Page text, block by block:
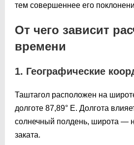
тем совершеннее его
От чего зависит
времени
1. Географические
Таштагол расположен на
долготе 87,89° E. Долгота
солнечный полдень, широта —
заката.